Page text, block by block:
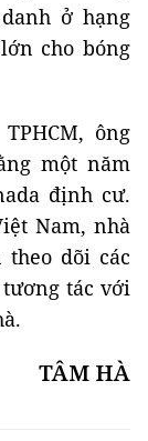
ở hạng
cho bóng
ông
một năm
định cư.
Nam, nhà
dõi các
tác với
TÂM HÀ